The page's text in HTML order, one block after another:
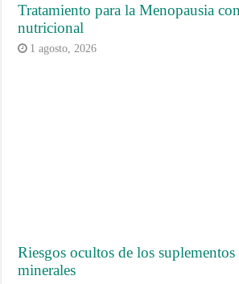
Tratamiento para la Menopausia
nutricional
1 agosto, 2026
Riesgos ocultos de los
minerales